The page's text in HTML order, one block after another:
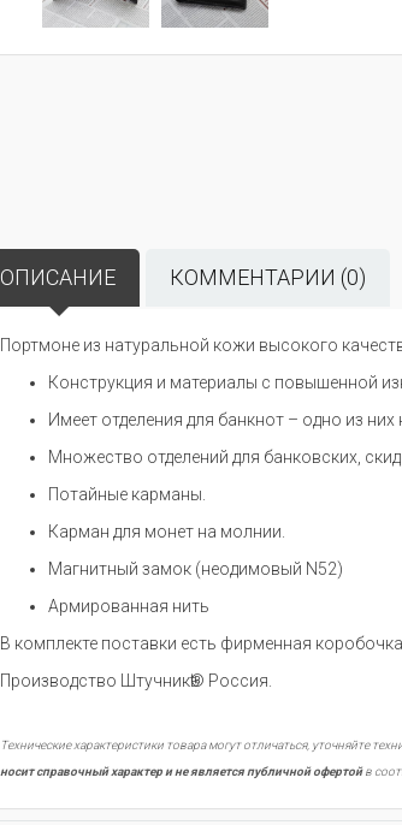
ОПИСАНИЕ КОММЕНТАРИИ (0)
Портмоне из натуральной кожи высокого
Конструкция и материалы с повышенной
Имеет отделения для банкнот – одно из
Множество отделений для банковских,
Потайные карманы.
Карман для монет на молнии.
Магнитный замок (неодимовый N52)
Армированная нить
В комплекте поставки есть фирменная коробочка.
Производство Штучникѣ® Россия.
Технические характеристики товара могут отличаться, уточняйте
носит справочный характер и не является публичной офертойв